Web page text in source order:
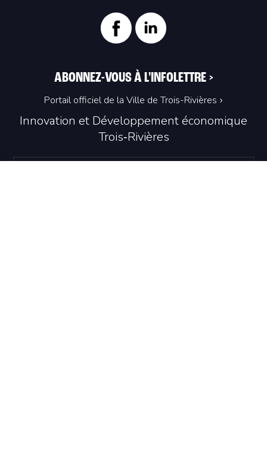
Innovation et Développement économique
Trois‑Rivières
ABONNEZ-VOUS À L'INFOLETTRE >
Portail officiel de la Ville de Trois-Rivières